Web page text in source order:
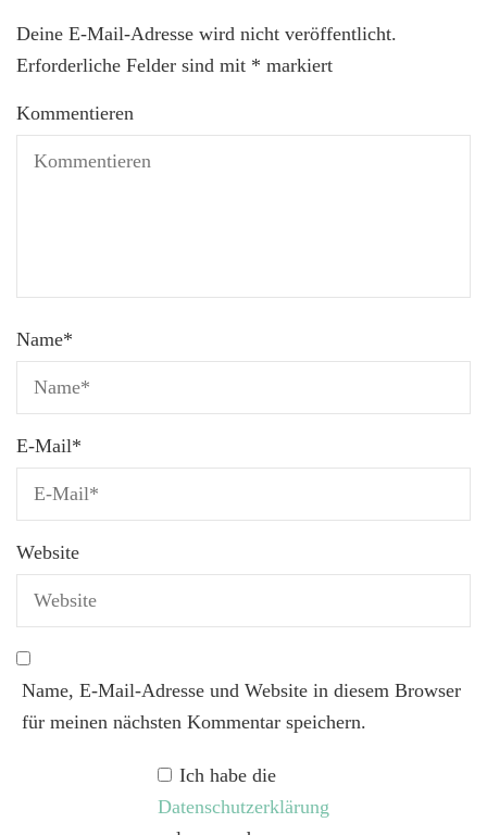
Deine E-Mail-Adresse wird nicht veröffentlicht.
Erforderliche Felder sind mit * markiert
Kommentieren
Name*
E-Mail*
Website
Name, E-Mail-Adresse und Website in diesem Browser
für meinen nächsten Kommentar speichern.
Ich habe die
Datenschutzerklärung